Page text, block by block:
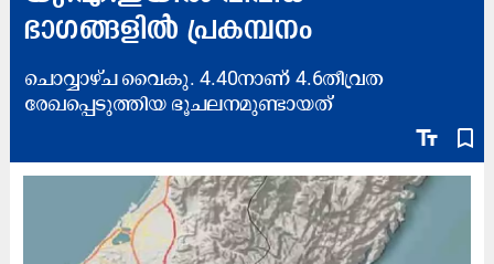
ഭാഗങ്ങളിൽ പ്രകമ്പനം
text_fields bookmark_border
ചൊവ്വാഴ്ച വൈകു. 4.40നാണ്​ 4.6തീവ്രത
രേഖപ്പെടുത്തിയ ഭൂചലനമുണ്ടായത്​